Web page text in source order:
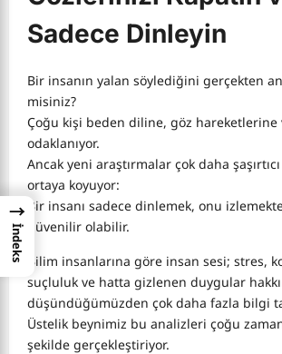
Sadece Dinleyin
Bir insanın yalan söylediğini gerçekten
misiniz?
Çoğu kişi beden diline, göz hareketlerine
odaklanıyor.
Ancak yeni araştırmalar çok daha
ortaya koyuyor:
Bir insanı sadece dinlemek, onu
güvenilir olabilir.
Bilim insanlarına göre insan sesi; stres,
suçluluk ve hatta gizlenen duygular
düşündüğümüzden çok daha fazla bilgi
Üstelik beynimiz bu analizleri çoğu
şekilde gerçekleştiriyor.
→
İndeks